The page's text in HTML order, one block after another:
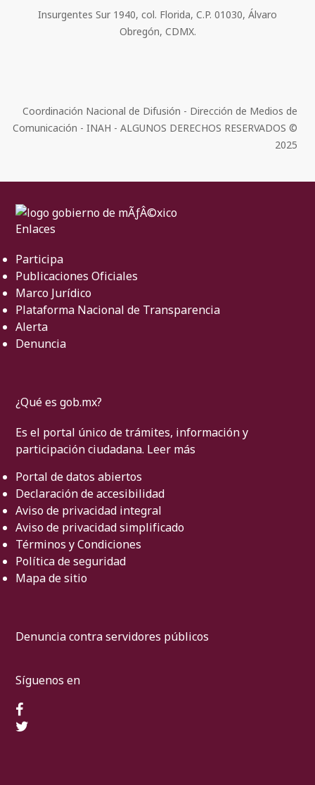
Insurgentes Sur 1940, col. Florida, C.P. 01030, Álvaro
Obregón, CDMX.
Coordinación Nacional de Difusión - Dirección de Medios de
Comunicación - INAH - ALGUNOS DERECHOS RESERVADOS ©
2025
Enlaces
Participa
Publicaciones Oficiales
Marco Jurídico
Plataforma Nacional de Transparencia
Alerta
Denuncia
¿Qué es gob.mx?
Es el portal único de trámites, información y
participación ciudadana. Leer más
Portal de datos abiertos
Declaración de accesibilidad
Aviso de privacidad integral
Aviso de privacidad simplificado
Términos y Condiciones
Política de seguridad
Mapa de sitio
Denuncia contra servidores públicos
Síguenos en